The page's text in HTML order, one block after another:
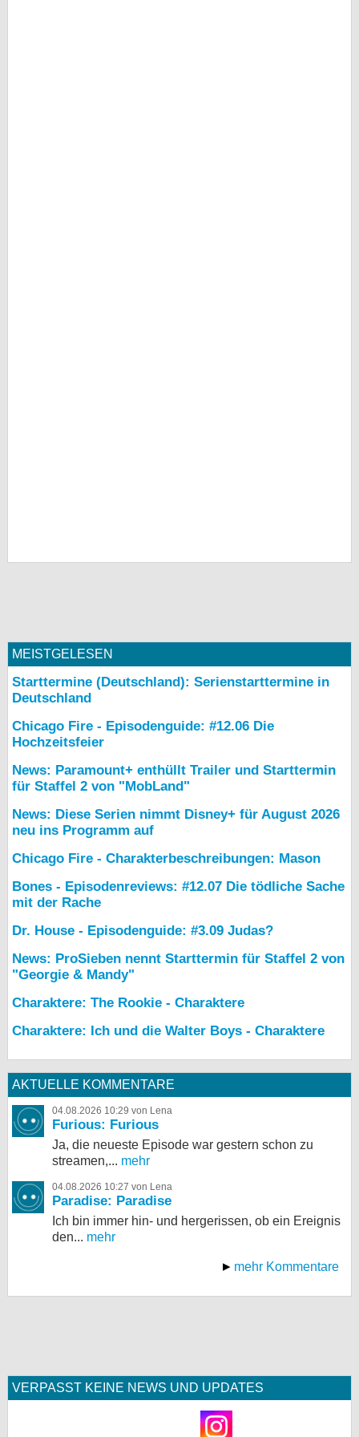
MEISTGELESEN
Starttermine (Deutschland): Serienstarttermine in
Deutschland
Chicago Fire - Episodenguide: #12.06 Die
Hochzeitsfeier
News: Paramount+ enthüllt Trailer und Starttermin
für Staffel 2 von "MobLand"
News: Diese Serien nimmt Disney+ für August 2026
neu ins Programm auf
Chicago Fire - Charakterbeschreibungen: Mason
Bones - Episodenreviews: #12.07 Die tödliche Sache
mit der Rache
Dr. House - Episodenguide: #3.09 Judas?
News: ProSieben nennt Starttermin für Staffel 2 von
"Georgie & Mandy"
Charaktere: The Rookie - Charaktere
Charaktere: Ich und die Walter Boys - Charaktere
AKTUELLE KOMMENTARE
04.08.2026 10:29 von Lena
Furious: Furious
Ja, die neueste Episode war gestern schon zu
streamen,... mehr
04.08.2026 10:27 von Lena
Paradise: Paradise
Ich bin immer hin- und hergerissen, ob ein Ereignis
den... mehr
mehr Kommentare
VERPASST KEINE NEWS UND UPDATES